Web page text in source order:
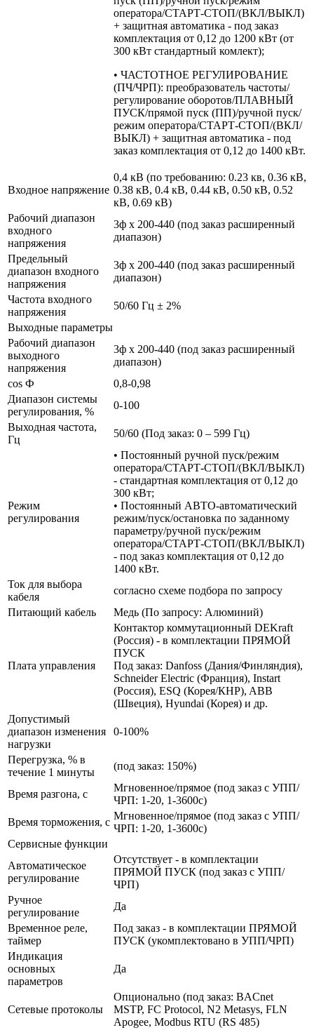
оператора/СТАРТ-СТОП/(ВКЛ/ВЫКЛ)
+ защитная автоматика - под заказ
комплектация от 0,12 до 1200 кВт (от
300 кВт стандартный комлект);
• ЧАСТОТНОЕ РЕГУЛИРОВАНИЕ
(ПЧ/ЧРП): преобразователь частоты/
регулирование оборотов/ПЛАВНЫЙ
ПУСК/прямой пуск (ПП)/ручной пуск/
режим оператора/СТАРТ-СТОП/(ВКЛ/
ВЫКЛ) + защитная автоматика - под
заказ комплектация от 0,12 до 1400 кВт.
Входное напряжение
0,4 кВ (по требованию: 0.23 кв, 0.36 кВ,
0.38 кВ, 0.4 кВ, 0.44 кВ, 0.50 кВ, 0.52
кВ, 0.69 кВ)
Рабочий диапазон
входного
напряжения
3ф х 200-440 (под заказ расширенный
диапазон)
Предельный
диапазон входного
напряжения
3ф х 200-440 (под заказ расширенный
диапазон)
Частота входного
напряжения
50/60 Гц ± 2%
Выходные параметры
Рабочий диапазон
выходного
напряжения
3ф х 200-440 (под заказ расширенный
диапазон)
cos Ф
0,8-0,98
Диапазон системы
регулирования, %
0-100
Выходная частота,
Гц
50/60 (Под заказ: 0 – 599 Гц)
Режим
регулирования
• Постоянный ручной пуск/режим
оператора/СТАРТ-СТОП/(ВКЛ/ВЫКЛ)
- стандартная комплектация от 0,12 до
300 кВт;
• Постоянный АВТО-автоматический
режим/пуск/остановка по заданному
параметру/ручной пуск/режим
оператора/СТАРТ-СТОП/(ВКЛ/ВЫКЛ)
- под заказ комплектация от 0,12 до
1400 кВт.
Ток для выбора
кабеля
согласно схеме подбора по запросу
Питающий кабель
Медь (По запросу: Алюминий)
Плата управления
Контактор коммутационный DEKraft
(Россия) - в комплектации ПРЯМОЙ
ПУСК
Под заказ: Danfoss (Дания/Финляндия),
Schneider Electric (Франция), Instart
(Россия), ESQ (Корея/КНР), ABB
(Швеция), Hyundai (Корея) и др.
Допустимый
диапазон изменения
нагрузки
0-100%
Перегрузка, % в
течение 1 минуты
(под заказ: 150%)
Время разгона, с
Мгновенное/прямое (под заказ с УПП/
ЧРП: 1-20, 1-3600с)
Время торможения, с
Мгновенное/прямое (под заказ с УПП/
ЧРП: 1-20, 1-3600с)
Сервисные функции
Автоматическое
регулирование
Отсутствует - в комплектации
ПРЯМОЙ ПУСК (под заказ с УПП/
ЧРП)
Ручное
регулирование
Да
Временное реле,
таймер
Под заказ - в комплектации ПРЯМОЙ
ПУСК (укомплектовано в УПП/ЧРП)
Индикация
основных
параметров
Да
Сетевые протоколы
Опционально (под заказ: BACnet
MSTP, FC Protocol, N2 Metasys, FLN
Apogee, Modbus RTU (RS 485)